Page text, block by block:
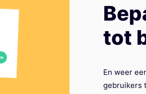
tot
En weer
gebruikers